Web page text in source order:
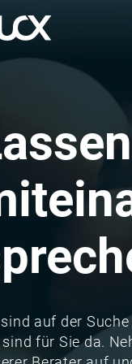
auf der
sind für Sie da.